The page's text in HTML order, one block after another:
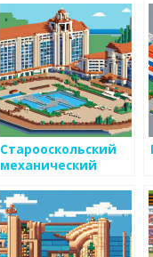
Старооскольский
механический